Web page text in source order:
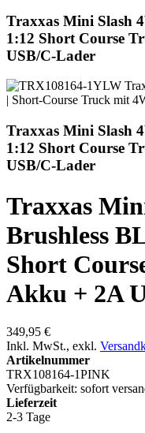
Traxxas Mini Slash
1:12 Short Course
USB/C-Lader
Traxxas Mini Slash
1:12 Short Course
USB/C-Lader
Traxxas
Brushless
Short
Akku + 2A
349,95 €
Inkl. MwSt., exkl.
Artikelnummer
TRX108164-1PINK
Verfügbarkeit: sofort
Lieferzeit
2-3 Tage